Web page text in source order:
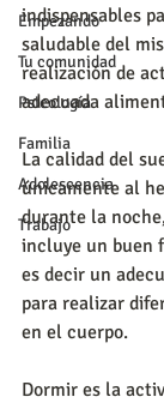
Empezando
Tu comunidad
Psicología
Familia
Adolescencia
Trabajo
indispensables
saludable del
realización de
adecuada
La calidad del
únicamente al
durante la
incluye un buen
es decir un
para realizar
en el cuerpo.
Dormir es la